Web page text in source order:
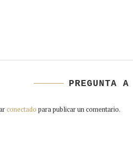
PREGUNTA
conectado para publicar un comentario.